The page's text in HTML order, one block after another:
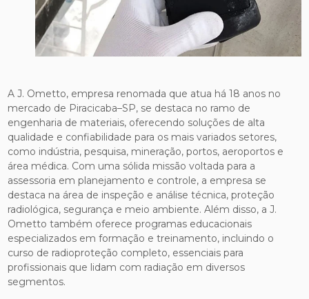
A J. Ometto, empresa renomada que atua há 18 anos no
mercado de Piracicaba–SP, se destaca no ramo de
engenharia de materiais, oferecendo soluções de alta
qualidade e confiabilidade para os mais variados setores,
como indústria, pesquisa, mineração, portos, aeroportos e
área médica. Com uma sólida missão voltada para a
assessoria em planejamento e controle, a empresa se
destaca na área de inspeção e análise técnica, proteção
radiológica, segurança e meio ambiente. Além disso, a J.
Ometto também oferece programas educacionais
especializados em formação e treinamento, incluindo o
curso de radioproteção completo, essenciais para
profissionais que lidam com radiação em diversos
segmentos.